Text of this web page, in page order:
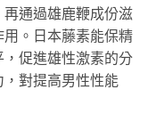
通過雄鹿鞭成份滋
。日本藤素能保精
促進雄性激素的分
對提高男性性能